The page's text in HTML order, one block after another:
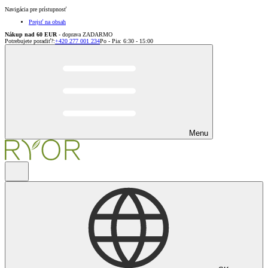
Navigácia pre prístupnosť
Prejsť na obsah
Nákup nad 60 EUR - doprava ZADARMO
Potrebujete poradiť?:+420 277 001 234Po - Pia: 6:30 - 15:00
Menu